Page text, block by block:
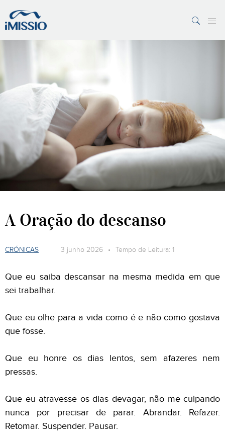
A Oração do descanso
CRÓNICAS 3 junho 2026 • Tempo de Leitura: 1
Que eu saiba descansar na mesma medida em que
sei trabalhar.
Que eu olhe para a vida como é e não como gostava
que fosse.
Que eu honre os dias lentos, sem afazeres nem
pressas.
Que eu atravesse os dias devagar, não me culpando
nunca por precisar de parar. Abrandar. Refazer.
Retomar. Suspender. Pausar.